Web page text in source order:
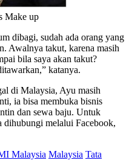
Make up
dibagi, sudah ada orang yang
Awalnya takut, karena masih
bila saya akan takut?
katanya.
di Malaysia, Ayu masih
ia bisa membuka bisnis
dan sewa baju. Untuk
dihubungi melalui Facebook,
Malaysia Malaysia Tata